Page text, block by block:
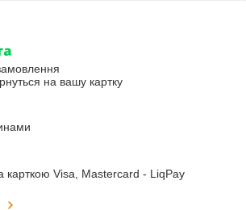
на вашу картку
карткою Visa, Mastercard - LiqPay